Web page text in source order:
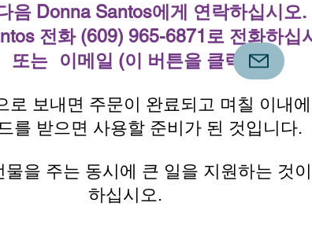
음 Donna Santos에게 연락하십시오.
전화 (609) 965-6871로 전화하십
또는
이메일 (이 버튼을 클릭)
로 보내면 주문이 완료되고 며칠 이내
를 받으면 사용할 준비가 된 것입니다.
을 주는 동시에 큰 일을 지원하는 것
하십시오.